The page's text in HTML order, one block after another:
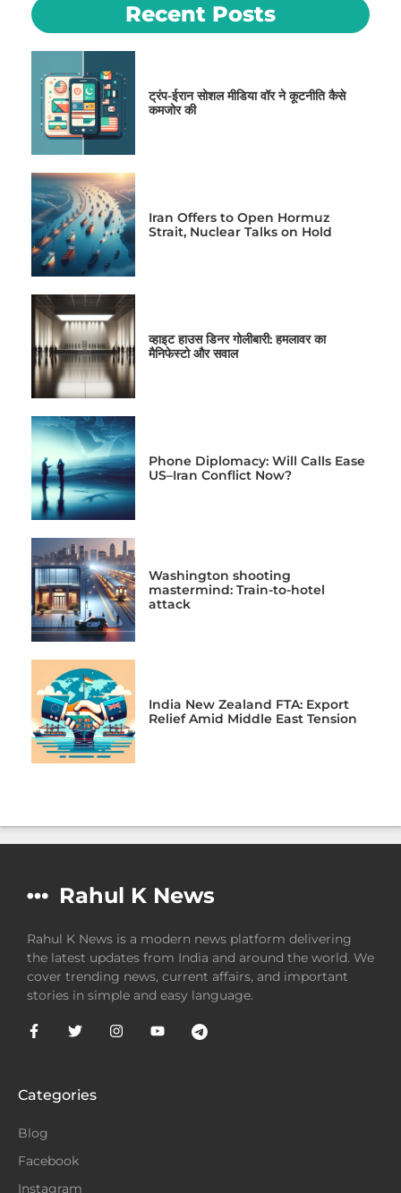
Recent Posts
ट्रंप-ईरान सोशल मीडिया वॉर ने कूटनीति कैसे
कमजोर की
Iran Offers to Open Hormuz
Strait, Nuclear Talks on Hold
व्हाइट हाउस डिनर गोलीबारी: हमलावर का
मैनिफेस्टो और सवाल
Phone Diplomacy: Will Calls Ease
US–Iran Conflict Now?
Washington shooting
mastermind: Train-to-hotel
attack
India New Zealand FTA: Export
Relief Amid Middle East Tension
Rahul K News
Rahul K News is a modern news platform delivering
the latest updates from India and around the world. We
cover trending news, current affairs, and important
stories in simple and easy language.
Categories
Blog
Facebook
Instagram